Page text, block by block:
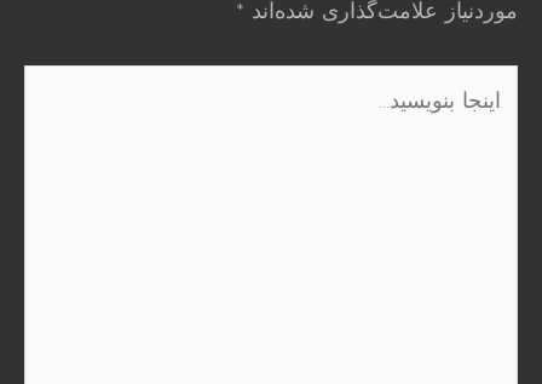
موردنیاز علامت‌گذاری شده‌اند *